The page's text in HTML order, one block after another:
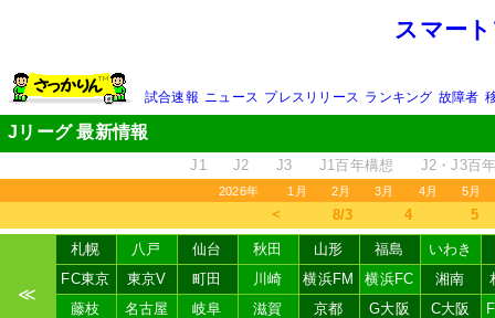
スマー
試合速報 ニュース プレスリリース ランキング 故障者
Jリーグ 最新情報
J1 J2 J3 J1百年構想 J2・J3百
2026年 1月 2月 3月 4月 5月
＜ 8/3 4 5
≪
札幌 八戸 仙台 秋田 山形 福島
いわき
FC東京
東京V 町田 川崎 横浜FM 横浜FC 湘南
藤枝
名古屋 岐阜 滋賀 京都 G大阪 C大阪